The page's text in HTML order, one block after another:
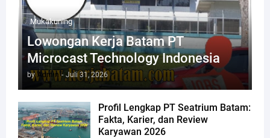
Mukakuning
Lowongan Kerja Batam PT
Microcast Technology Indonesia
by Admin - Juli 31, 2026
Profil Lengkap PT Seatrium Batam:
Fakta, Karier, dan Review
Karyawan 2026